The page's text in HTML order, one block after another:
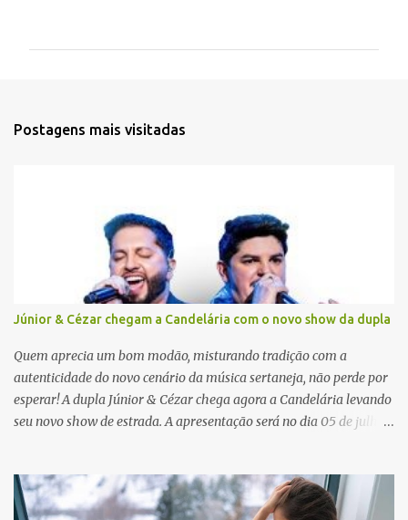
Postagens mais visitadas
Júnior & Cézar chegam a Candelária com o novo show da dupla
Quem aprecia um bom modão, misturando tradição com a
autenticidade do novo cenário da música sertaneja, não perde por
esperar! A dupla Júnior & Cézar chega agora a Candelária levando
seu novo show de estrada. A apresentação será no dia 05 de julho
barriga diferente. O projeto ‘Simplesmente’ ainda nem foi lançado
por completo e já ver o público cantando com a gente, show após